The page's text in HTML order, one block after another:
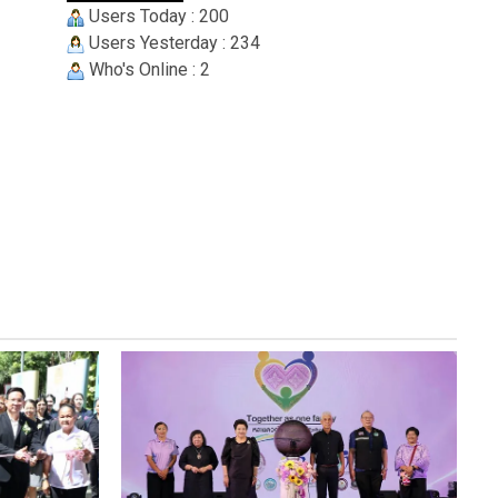
Users Today : 200
Users Yesterday : 234
Who's Online : 2